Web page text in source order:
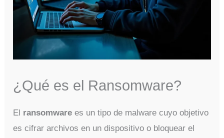
¿Qué es el Ransomware?
El ransomware es un tipo de malware cuyo objetivo
es cifrar archivos en un dispositivo o bloquear el